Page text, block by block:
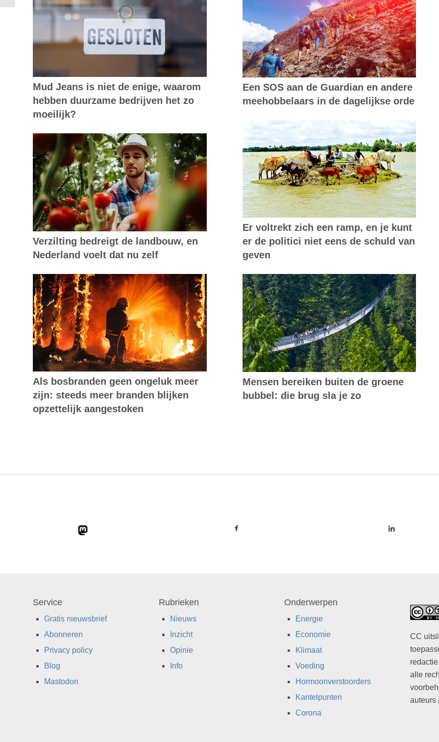
Mud Jeans is niet de enige, waarom
hebben duurzame bedrijven het zo
moeilijk?
Verzilting bedreigt de landbouw, en
Nederland voelt dat nu zelf
Als bosbranden geen ongeluk meer
zijn: steeds meer branden blijken
opzettelijk aangestoken
Een SOS aan de Guardian en andere
meehobbelaars in de dagelijkse orde
Er voltrekt zich een ramp, en je kunt
er de politici niet eens de schuld van
geven
Mensen bereiken buiten de groene
bubbel: die brug sla je zo
Service
Gratis nieuwsbrief
Abonneren
Privacy policy
Blog
Mastodon
Rubrieken
Nieuws
Inzicht
Opinie
Info
Onderwerpen
Energie
Economie
Klimaat
Voeding
Hormoonverstoorders
Kantelpunten
Corona
CC
alle
auteurs